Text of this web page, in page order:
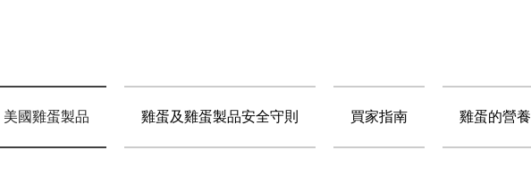
美國雞蛋製品 雞蛋及雞蛋製品安全守則 買家指南 雞蛋的營養